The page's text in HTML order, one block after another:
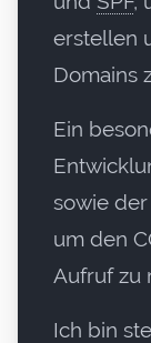
erstellen
Domains
Ein
sowie
um den
Aufruf zu
Ich bin